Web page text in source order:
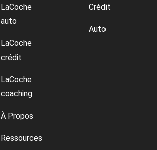
LaCoche
auto
LaCoche
crédit
LaCoche
coaching
À Propos
Ressources
Crédit
Auto